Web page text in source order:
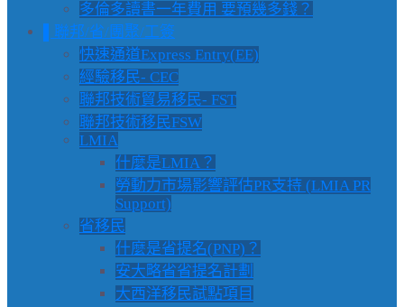
多倫多讀書一年費用 要預幾多錢？
▌聯邦/省/團聚/工簽
快速通道Express Entry(EE)
經驗移民- CEC
聯邦技術貿易移民- FST
聯邦技術移民FSW
LMIA
什麼是LMIA？
勞動力市場影響評估PR支持 (LMIA PR
Support)
省移民
什麼是省提名(PNP)？
安大略省省提名計劃
大西洋移民試點項目